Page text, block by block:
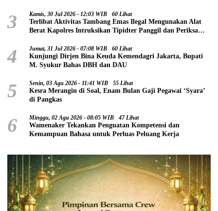
3 Kamis, 30 Jul 2026 - 12:03 WIB 60 Lihat
Terlibat Aktivitas Tambang Emas Ilegal Mengunakan Alat
Berat Kapolres Intruksikan Tipidter Panggil dan Periksa
4 Jumat, 31 Jul 2026 - 07:08 WIB 60 Lihat
Kunjungi Dirjen Bina Keuda Kemendagri Jakarta, Bupati
M. Syukur Bahas DBH dan DAU
5 Senin, 03 Agu 2026 - 11:41 WIB 55 Lihat
Kesra Merangin di Soal, Enam Bulan Gaji Pegawai ‘Syara’
di Pangkas
6 Minggu, 02 Agu 2026 - 08:05 WIB 47 Lihat
Wamenaker Tekankan Penguatan Kompetensi dan
Kemampuan Bahasa untuk Perluas Peluang Kerja